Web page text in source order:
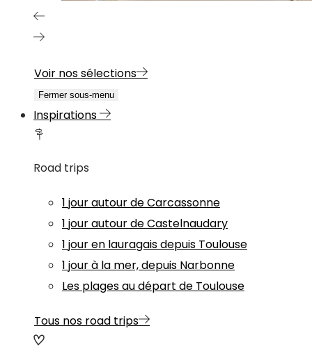
Voir nos sélections
Fermer sous-menu
Inspirations
Road trips
1 jour autour de Carcassonne
1 jour autour de Castelnaudary
1 jour en lauragais depuis Toulouse
1 jour à la mer, depuis Narbonne
Les plages au départ de Toulouse
Tous nos road trips